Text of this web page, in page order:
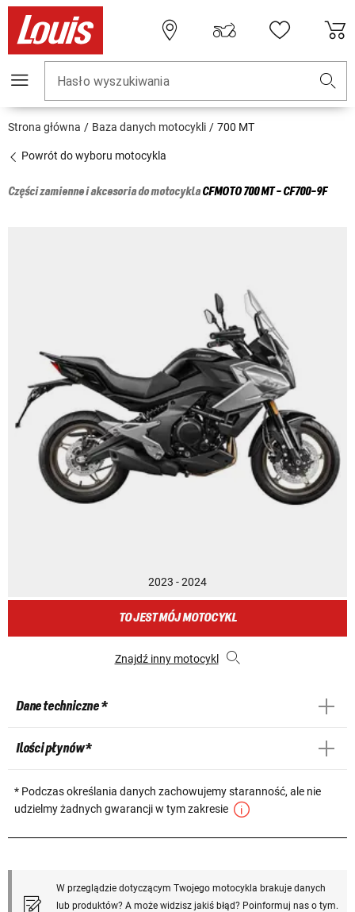
Hasło wyszukiwania
Strona główna Baza danych motocykli 700 MT
Powrót do wyboru motocykla
Części zamienne i akcesoria do motocyklaCFMOTO700 MT - CF700-9F
2023 - 2024
TO JEST MÓJ MOTOCYKL
Znajdź inny motocykl
Dane techniczne *
Ilości płynów *
* Podczas określania danych zachowujemy staranność, ale nie
udzielmy żadnych gwarancji w tym zakresie
W przeglądzie dotyczącym Twojego motocykla brakuje danych
lub produktów? A może widzisz jakiś błąd? Poinformuj nas o tym.